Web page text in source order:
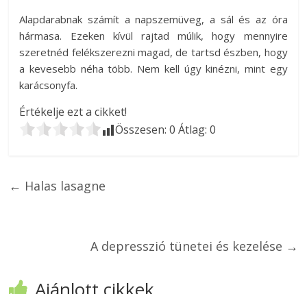
Alapdarabnak számít a napszemüveg, a sál és az óra
hármasa. Ezeken kívül rajtad múlik, hogy mennyire
szeretnéd felékszerezni magad, de tartsd észben, hogy
a kevesebb néha több. Nem kell úgy kinézni, mint egy
karácsonyfa.
Értékelje ezt a cikket!
Összesen:0 Átlag:0
← Halas lasagne
A depresszió tünetei és kezelése →